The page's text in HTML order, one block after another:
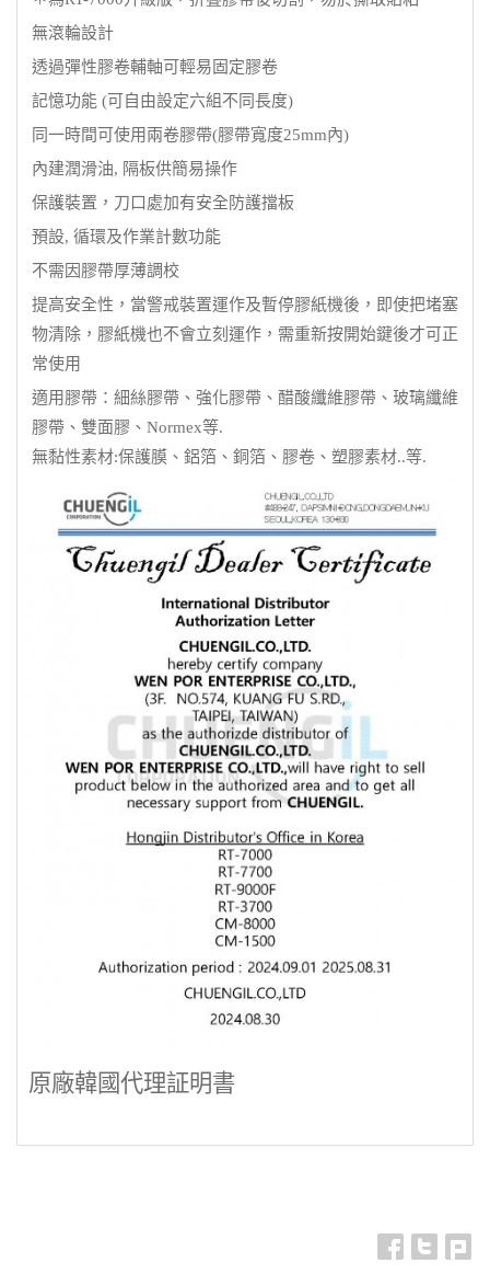
無滾輪設計
透過彈性膠卷輔軸可輕易固定膠卷
記憶功能 (可自由設定六組不同長度)
同一時間可使用兩卷膠帶(膠帶寬度25mm內)
內建潤滑油, 隔板供簡易操作
保護裝置，刀口處加有安全防護擋板
預設, 循環及作業計數功能
不需因膠帶厚薄調校
提高安全性，當警戒裝置運作及暫停膠紙機後，即使把堵塞
物清除，膠紙機也不會立刻運作，需重新按開始鍵後才可正
常使用
適用膠帶：細絲膠帶、強化膠帶、醋酸纖維膠帶、玻璃纖維
膠帶、雙面膠、Normex等.
無黏性素材:保護膜、鋁箔、銅箔、膠卷、塑膠素材..等.
原廠韓國代理証明書